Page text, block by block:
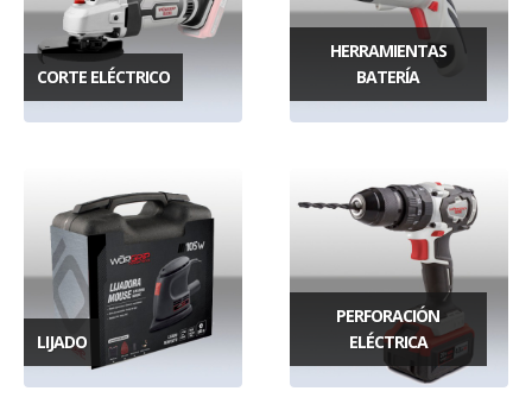
CORTE ELÉCTRICO
HERRAMIENTAS
BATERÍA
LIJADO
PERFORACIÓN
ELÉCTRICA